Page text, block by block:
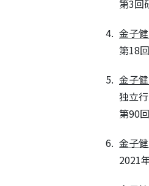
第3回
金子
第18
金子
独立
第90
金子
2021